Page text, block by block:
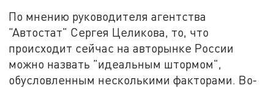
По мнению руководителя агентства
"Автостат" Сергея Целикова, то, что
происходит сейчас на авторынке России
можно назвать "идеальным штормом",
обусловленным несколькими факторами. Во-